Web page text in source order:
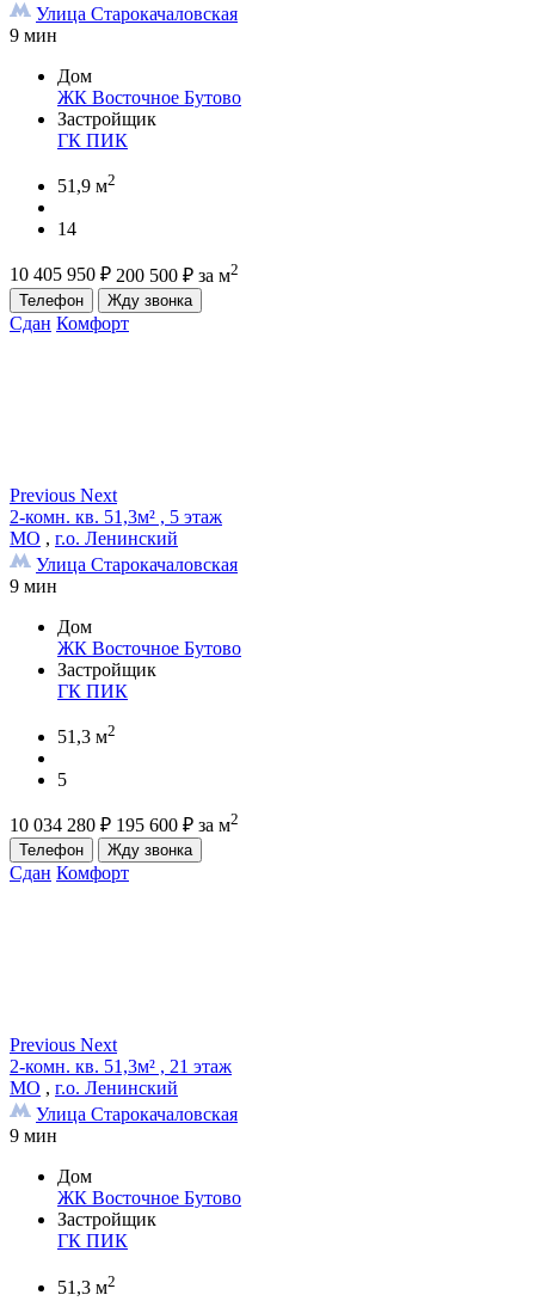
Улица Старокачаловская
9 мин
Дом
ЖК Восточное Бутово
Застройщик
ГК ПИК
51,9 м2
14
10 405 950 ₽ 200 500 ₽ за м2
Телефон
Жду звонка
Сдан Комфорт
Previous Next
2-комн. кв. 51,3м² , 5 этаж
МО , г.о. Ленинский
Улица Старокачаловская
9 мин
Дом
ЖК Восточное Бутово
Застройщик
ГК ПИК
51,3 м2
5
10 034 280 ₽ 195 600 ₽ за м2
Телефон
Жду звонка
Сдан Комфорт
Previous Next
2-комн. кв. 51,3м² , 21 этаж
МО , г.о. Ленинский
Улица Старокачаловская
9 мин
Дом
ЖК Восточное Бутово
Застройщик
ГК ПИК
51,3 м2